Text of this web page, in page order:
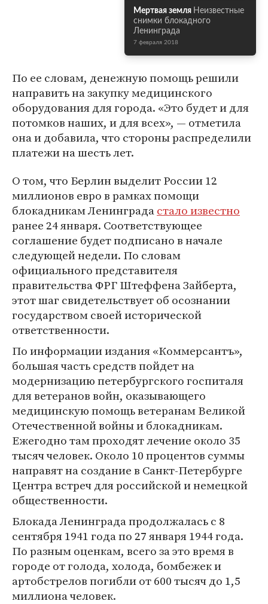
Мертвая земля Неизвестные
снимки блокадного
Ленинграда
7 февраля 2018
По ее словам, денежную помощь решили
направить на закупку медицинского
оборудования для города. «Это будет и для
потомков наших, и для всех», — отметила
она и добавила, что стороны распределили
платежи на шесть лет.
О том, что Берлин выделит России 12
миллионов евро в рамках помощи
блокадникам Ленинградастало известно
ранее 24 января. Соответствующее
соглашение будет подписано в начале
следующей недели. По словам
официального представителя
правительства ФРГ Штеффена Зайберта,
этот шаг свидетельствует об осознании
государством своей исторической
ответственности.
По информации издания «Коммерсантъ»,
большая часть средств пойдет на
модернизацию петербургского госпиталя
для ветеранов войн, оказывающего
медицинскую помощь ветеранам Великой
Отечественной войны и блокадникам.
Ежегодно там проходят лечение около 35
тысяч человек. Около 10 процентов суммы
направят на создание в Санкт-Петербурге
Центра встреч для российской и немецкой
общественности.
Блокада Ленинграда продолжалась с 8
сентября 1941 года по 27 января 1944 года.
По разным оценкам, всего за это время в
городе от голода, холода, бомбежек и
артобстрелов погибли от 600 тысяч до 1,5
миллиона человек.